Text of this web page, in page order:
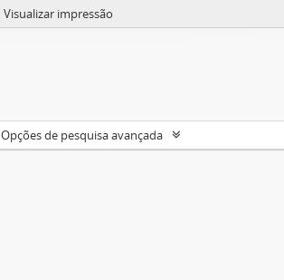
Visualizar impressão
Opções de pesquisa avançada